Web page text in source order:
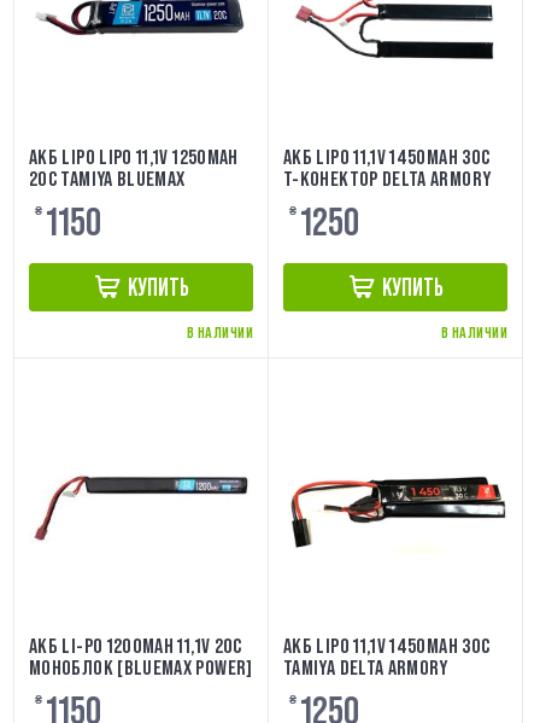
АКБ LIPO LIPO 11,1V 1250MAH
20C TAMIYA BLUEMAX
₴ 1150
КУПИТЬ
В НАЛИЧИИ
АКБ LIPO 11,1V 1450MAH 30C
T-КОНЕКТОР DELTA ARMORY
₴ 1250
КУПИТЬ
В НАЛИЧИИ
АКБ LI-PO 1200MAH 11,1V 20C
МОНОБЛОК [BLUEMAX POWER]
₴ 1150
АКБ LIPO 11,1V 1450MAH 30C
TAMIYA DELTA ARMORY
₴ 1250